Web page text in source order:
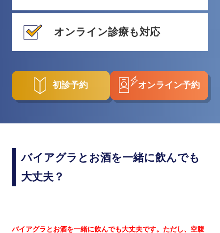
オンライン診療も対応
初診予約 オンライン予約
バイアグラとお酒を一緒に飲んでも
大丈夫？
バイアグラとお酒を一緒に飲んでも大丈夫です。ただし、空腹